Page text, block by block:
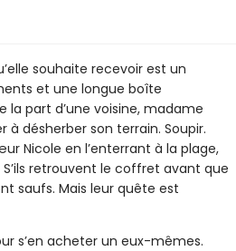
souhaite recevoir est un
et une longue boîte
part d’une voisine, madame
désherber son terrain. Soupir.
Nicole en l’enterrant à la plage,
retrouvent le coffret avant que
saufs. Mais leur quête est
s’en acheter un eux-mêmes.